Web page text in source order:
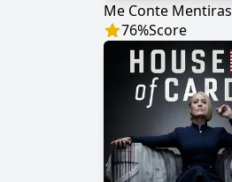
Me Conte Mentiras
76%Score